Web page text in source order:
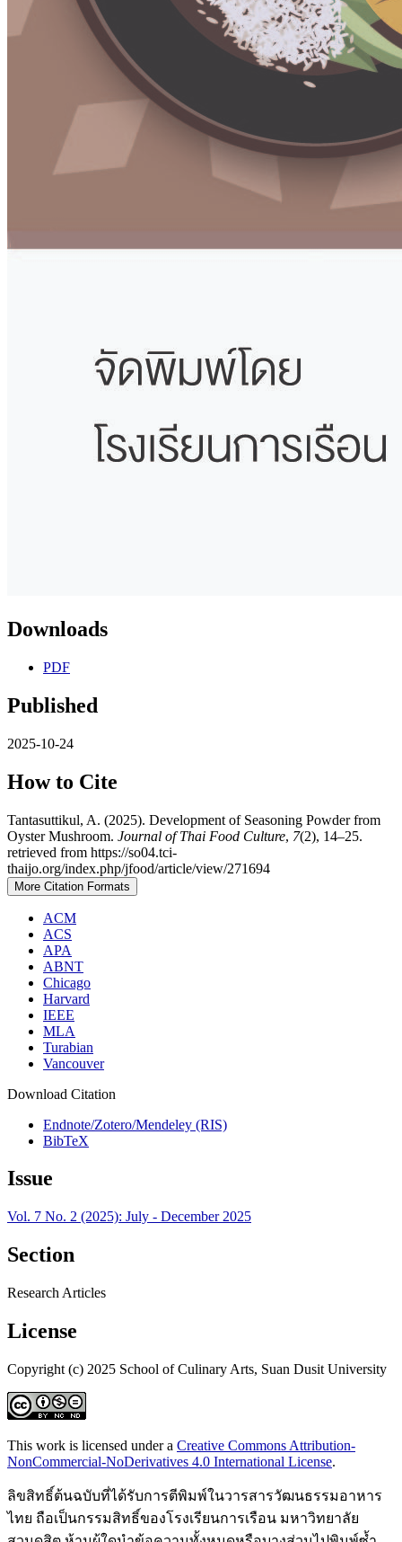
Downloads
PDF
Published
2025-10-24
How to Cite
Tantasuttikul, A. (2025). Development of Seasoning Powder from
Oyster Mushroom. Journal of Thai Food Culture, 7(2), 14–25.
retrieved from https://so04.tci-
thaijo.org/index.php/jfood/article/view/271694
More Citation Formats
ACM
ACS
APA
ABNT
Chicago
Harvard
IEEE
MLA
Turabian
Vancouver
Download Citation
Endnote/Zotero/Mendeley (RIS)
BibTeX
Issue
Vol. 7 No. 2 (2025): July - December 2025
Section
Research Articles
License
Copyright (c) 2025 School of Culinary Arts, Suan Dusit University
This work is licensed under a Creative Commons Attribution-
NonCommercial-NoDerivatives 4.0 International License.
ลิขสิทธิ์ต้นฉบับที่ได้รับการตีพิมพ์ในวารสารวัฒนธรรมอาหาร
ไทย ถือเป็นกรรมสิทธิ์ของโรงเรียนการเรือน มหาวิทยาลัย